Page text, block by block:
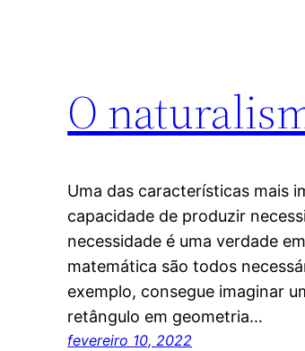
O
Uma das características mais
capacidade de produzir
necessidade é uma verdade
matemática são todos
exemplo, consegue imaginar
retângulo em geometria…
fevereiro 10, 2022